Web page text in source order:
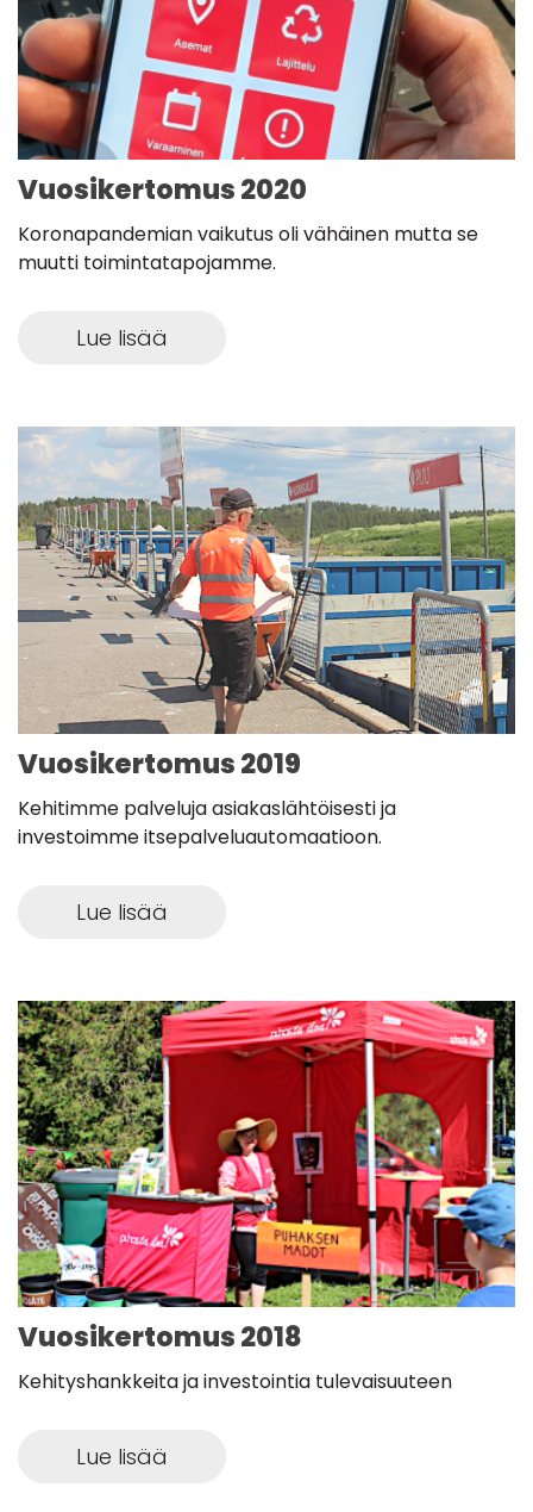
Vuosikertomus 2020
Koronapandemian vaikutus oli vähäinen mutta se
muutti toimintatapojamme.
Lue lisää
Vuosikertomus 2019
Kehitimme palveluja asiakaslähtöisesti ja
investoimme itsepalveluautomaatioon.
Lue lisää
Vuosikertomus 2018
Kehityshankkeita ja investointia tulevaisuuteen
Lue lisää